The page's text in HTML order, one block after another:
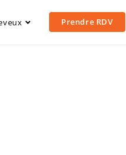
Prendre RDV